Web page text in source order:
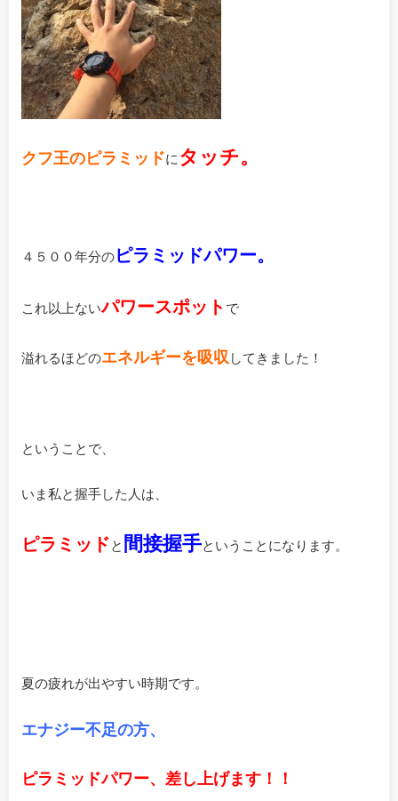
クフ王のピラミッドに タッチ。
４５００年分のピラミッドパワー。
これ以上ないパワースポット で
溢れるほどのエネルギーを吸収 してきました！
ということで、
いま私と握手した人は、
ピラミッドと 間接握手ということになります。
夏の疲れが出やすい時期です。
エナジー不足の方、
ピラミッドパワー、差し上げます！！